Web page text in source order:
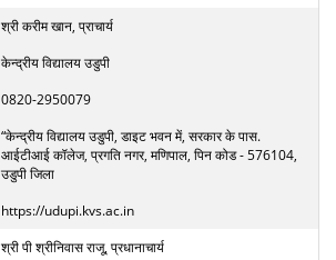
श्री करीम खान, प्राचार्य
केन्द्रीय विद्यालय उडुपी
0820-2950079
“केन्द्रीय विद्यालय उडुपी, डाइट भवन में, सरकार के पास.
आईटीआई कॉलेज, प्रगति नगर, मणिपाल, पिन कोड - 576104,
उडुपी जिला
https://udupi.kvs.ac.in
श्री पी श्रीनिवास राजू, प्रधानाचार्य